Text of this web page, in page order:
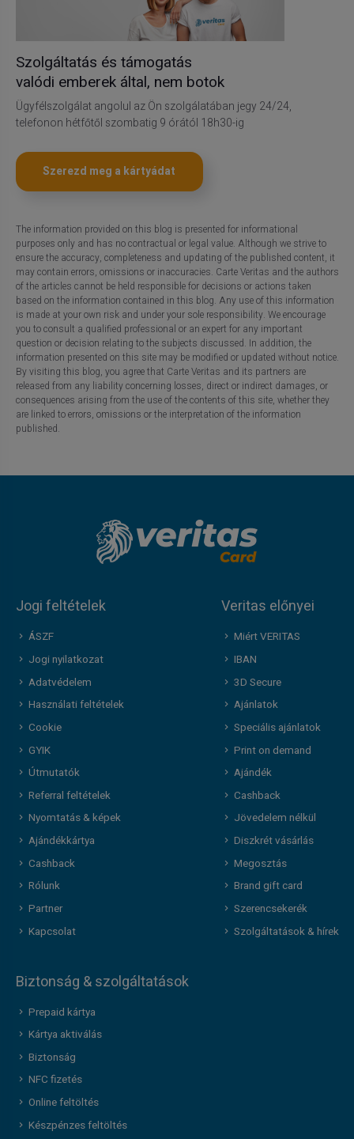
Szolgáltatás és támogatás
valódi emberek által, nem botok
Ügyfélszolgálat angolul az Ön szolgálatában jegy 24/24,
telefonon hétfőtől szombatig 9 órától 18h30-ig
Szerezd meg a kártyádat
The information provided on this blog is presented for informational
purposes only and has no contractual or legal value. Although we strive to
ensure the accuracy, completeness and updating of the published content, it
may contain errors, omissions or inaccuracies. Carte Veritas and the authors
of the articles cannot be held responsible for decisions or actions taken
based on the information contained in this blog. Any use of this information
is made at your own risk and under your sole responsibility. We encourage
you to consult a qualified professional or an expert for any important
question or decision relating to the subjects discussed. In addition, the
information presented on this site may be modified or updated without notice.
By visiting this blog, you agree that Carte Veritas and its partners are
released from any liability concerning losses, direct or indirect damages, or
consequences arising from the use of the contents of this site, whether they
are linked to errors, omissions or the interpretation of the information
published.
Jogi feltételek
ÁSZF
Jogi nyilatkozat
Adatvédelem
Használati feltételek
Cookie
GYIK
Útmutatók
Referral feltételek
Nyomtatás & képek
Ajándékkártya
Cashback
Rólunk
Partner
Kapcsolat
Veritas előnyei
Miért VERITAS
IBAN
3D Secure
Ajánlatok
Speciális ajánlatok
Print on demand
Ajándék
Cashback
Jövedelem nélkül
Diszkrét vásárlás
Megosztás
Brand gift card
Szerencsekerék
Szolgáltatások & hírek
Biztonság & szolgáltatások
Prepaid kártya
Kártya aktiválás
Biztonság
NFC fizetés
Online feltöltés
Készpénzes feltöltés